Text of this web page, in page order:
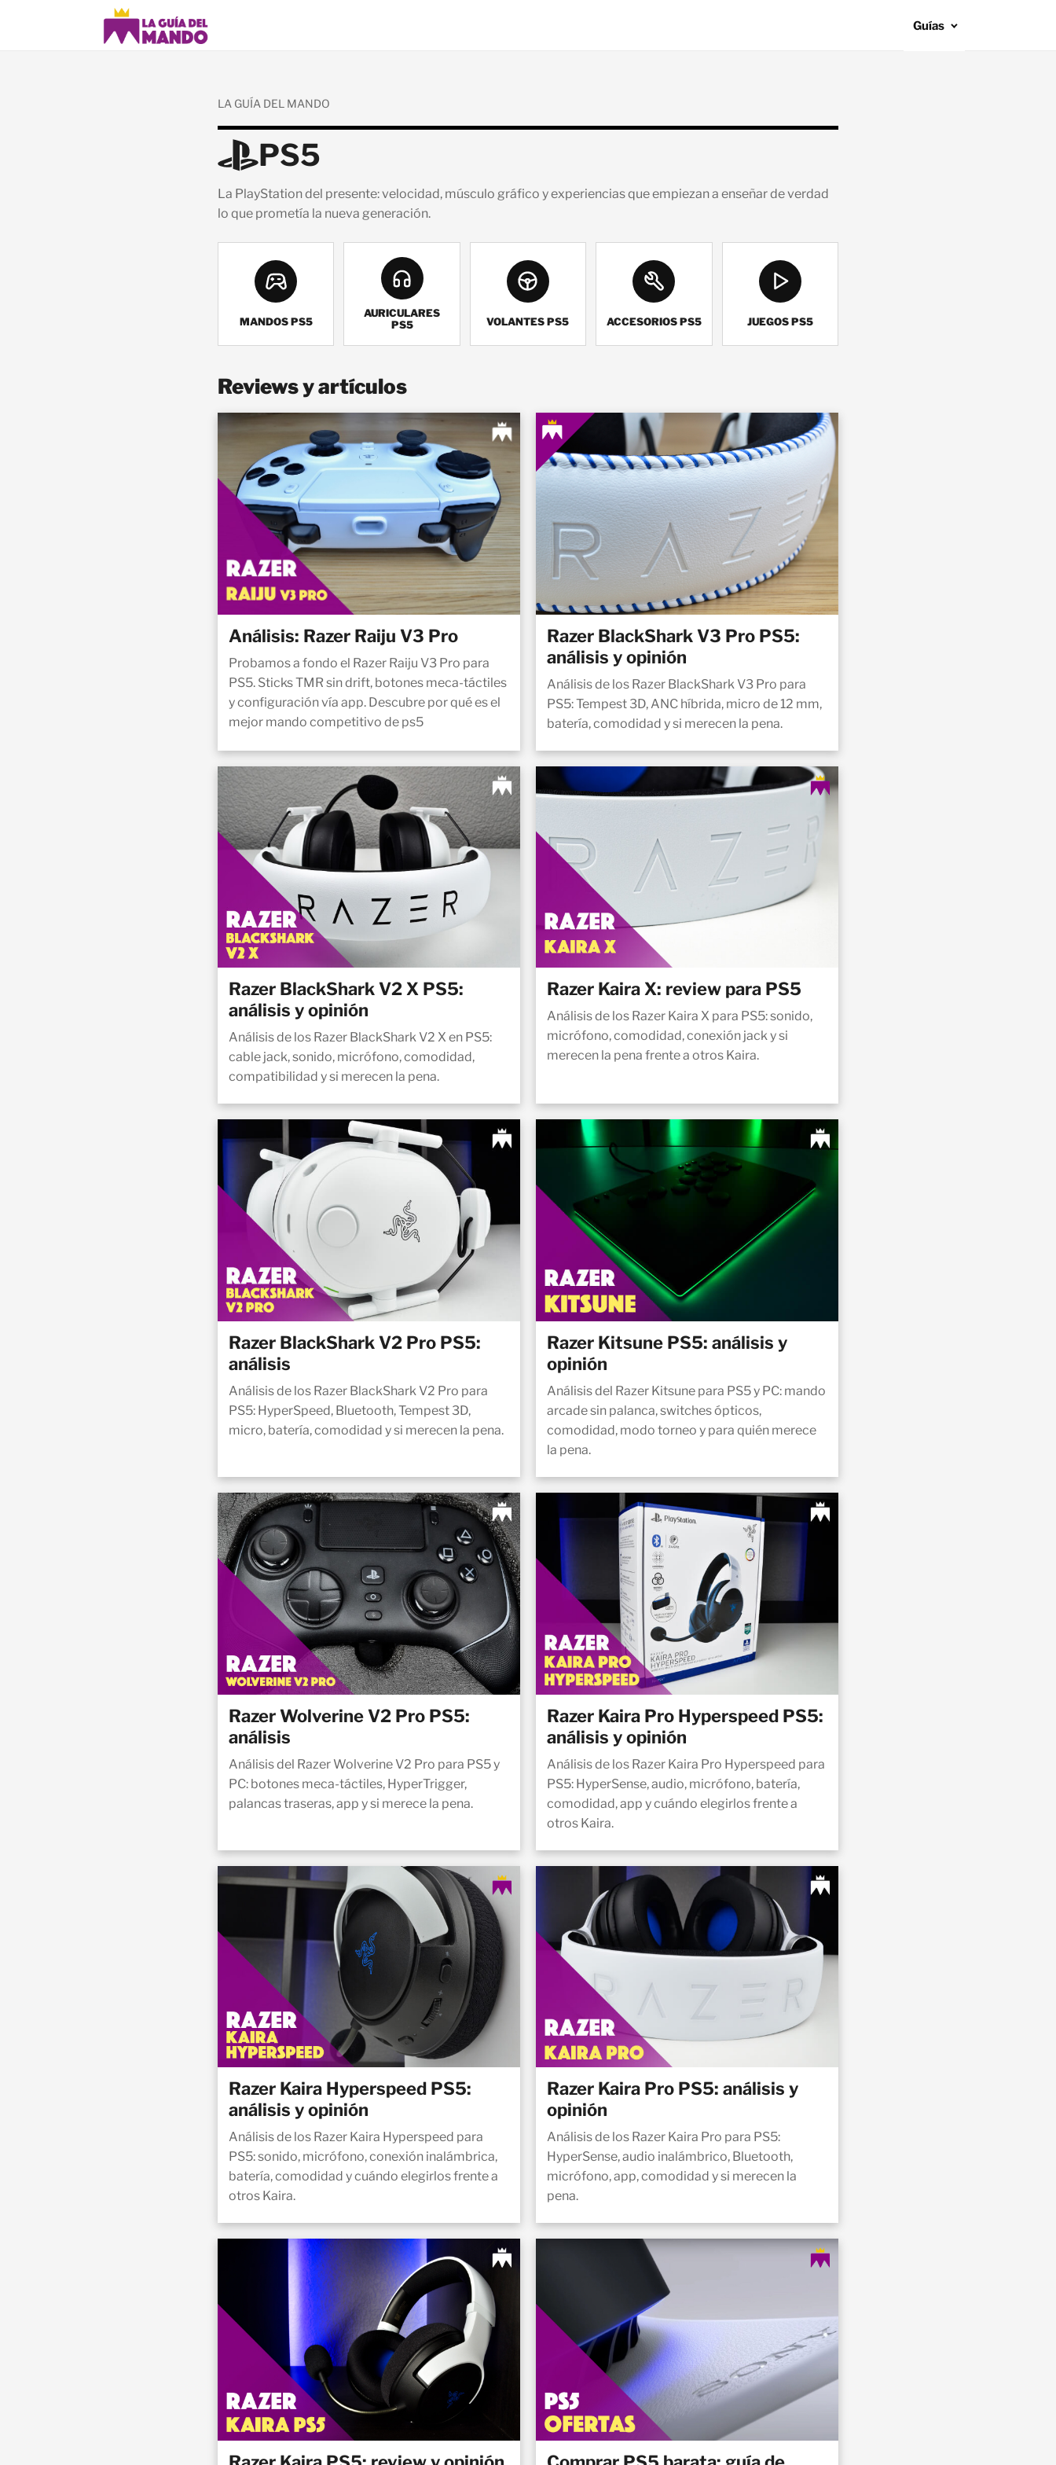
Guías
LA GUÍA DEL MANDO
PS5
La PlayStation del presente: velocidad, músculo gráfico y experiencias que empiezan a enseñar de verdad
lo que prometía la nueva generación.
MANDOS PS5
AURICULARES
PS5
VOLANTES PS5 ACCESORIOS PS5 JUEGOS PS5
Reviews y artículos
Análisis: Razer Raiju V3 Pro
Probamos a fondo el Razer Raiju V3 Pro para
PS5. Sticks TMR sin drift, botones meca-táctiles
y configuración vía app. Descubre por qué es el
mejor mando competitivo de ps5
Razer BlackShark V3 Pro PS5:
análisis y opinión
Análisis de los Razer BlackShark V3 Pro para
PS5: Tempest 3D, ANC híbrida, micro de 12 mm,
batería, comodidad y si merecen la pena.
Razer BlackShark V2 X PS5:
análisis y opinión
Análisis de los Razer BlackShark V2 X en PS5:
cable jack, sonido, micrófono, comodidad,
compatibilidad y si merecen la pena.
Razer Kaira X: review para PS5
Análisis de los Razer Kaira X para PS5: sonido,
micrófono, comodidad, conexión jack y si
merecen la pena frente a otros Kaira.
Razer BlackShark V2 Pro PS5:
análisis
Análisis de los Razer BlackShark V2 Pro para
PS5: HyperSpeed, Bluetooth, Tempest 3D,
micro, batería, comodidad y si merecen la pena.
Razer Kitsune PS5: análisis y
opinión
Análisis del Razer Kitsune para PS5 y PC: mando
arcade sin palanca, switches ópticos,
comodidad, modo torneo y para quién merece
la pena.
Razer Wolverine V2 Pro PS5:
análisis
Análisis del Razer Wolverine V2 Pro para PS5 y
PC: botones meca-táctiles, HyperTrigger,
palancas traseras, app y si merece la pena.
Razer Kaira Pro Hyperspeed PS5:
análisis y opinión
Análisis de los Razer Kaira Pro Hyperspeed para
PS5: HyperSense, audio, micrófono, batería,
comodidad, app y cuándo elegirlos frente a
otros Kaira.
Razer Kaira Hyperspeed PS5:
análisis y opinión
Análisis de los Razer Kaira Hyperspeed para
PS5: sonido, micrófono, conexión inalámbrica,
batería, comodidad y cuándo elegirlos frente a
otros Kaira.
Razer Kaira Pro PS5: análisis y
opinión
Análisis de los Razer Kaira Pro para PS5:
HyperSense, audio inalámbrico, Bluetooth,
micrófono, app, comodidad y si merecen la
pena.